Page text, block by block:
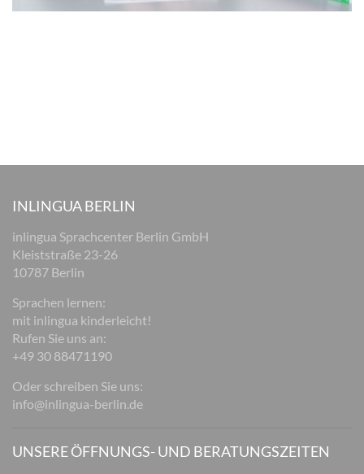
INLINGUA BERLIN
inlingua Sprachcenter Berlin GmbH
Kleiststraße 23-26
10787 Berlin
Sprachen lernen:
mit inlingua kinderleicht!
Rufen Sie uns an:
+49 30 88471190
Oder schreiben Sie uns:
info@inlingua-berlin.de
UNSERE ÖFFNUNGS- UND BERATUNGSZEITEN